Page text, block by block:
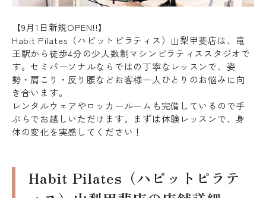
【9月1日新規OPEN!!】
Habit Pilates（ハビットピラティス）山梨甲斐店は、竜
王駅から徒歩4分の少人数制マシンピラティススタジオで
す。セミパーソナルならではの丁寧なレッスンで、姿
勢・肩こり・反り腰などお客様一人ひとりのお悩みに向
き合います。
レンタルウェアやロッカールームも完備しているので手
ぶらでお越しいただけます。まずは体験レッスンで、身
体の変化を実感してください！
Habit Pilates（ハビットピラテ